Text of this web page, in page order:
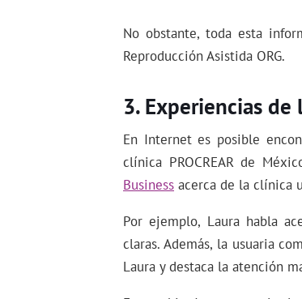
No obstante, toda esta
Reproducción Asistida ORG.
Experiencias de
En Internet es posible
clínica PROCREAR de
Business acerca de la clínica
Por ejemplo, Laura habla
claras. Además, la usuaria
Laura y destaca la atención